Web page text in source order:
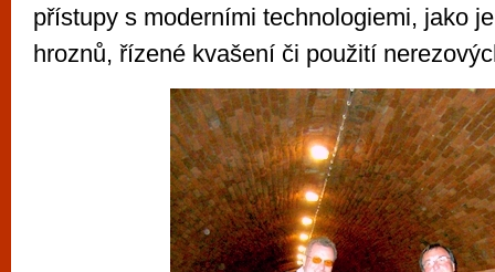
přístupy s moderními technologiemi, jako
hroznů, řízené kvašení či použití